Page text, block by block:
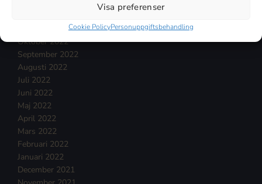
Visa preferenser
Cookie PolicyPersonuppgiftsbehandling
November 2022
Oktober 2022
September 2022
Augusti 2022
Juli 2022
Juni 2022
Maj 2022
April 2022
Mars 2022
Februari 2022
Januari 2022
December 2021